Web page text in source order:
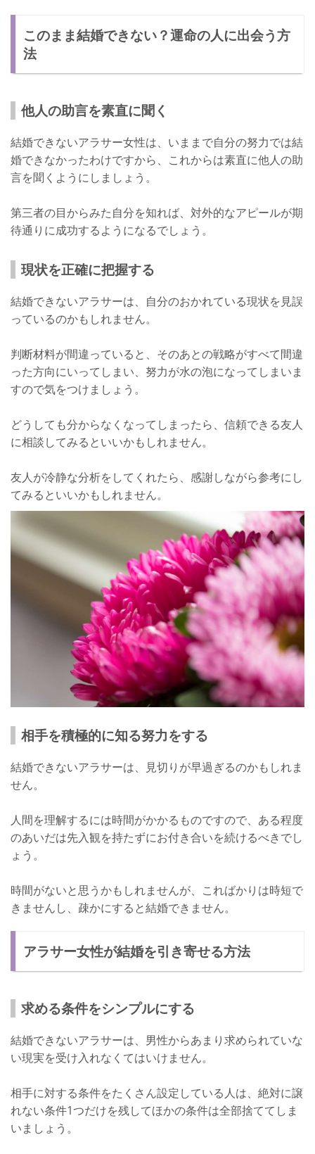
このまま結婚できない？運命の人に出会う方
法
他人の助言を素直に聞く
結婚できないアラサー女性は、いままで自分の努力では結
婚できなかったわけですから、これからは素直に他人の助
言を聞くようにしましょう。
第三者の目からみた自分を知れば、対外的なアピールが期
待通りに成功するようになるでしょう。
現状を正確に把握する
結婚できないアラサーは、自分のおかれている現状を見誤
っているのかもしれません。
判断材料が間違っていると、そのあとの戦略がすべて間違
った方向にいってしまい、努力が水の泡になってしまいま
すので気をつけましょう。
どうしても分からなくなってしまったら、信頼できる友人
に相談してみるといいかもしれません。
友人が冷静な分析をしてくれたら、感謝しながら参考にし
てみるといいかもしれません。
相手を積極的に知る努力をする
結婚できないアラサーは、見切りが早過ぎるのかもしれま
せん。
人間を理解するには時間がかかるものですので、ある程度
のあいだは先入観を持たずにお付き合いを続けるべきでし
ょう。
時間がないと思うかもしれませんが、こればかりは時短で
きませんし、疎かにすると結婚できません。
アラサー女性が結婚を引き寄せる方法
求める条件をシンプルにする
結婚できないアラサーは、男性からあまり求められていな
い現実を受け入れなくてはいけません。
相手に対する条件をたくさん設定している人は、絶対に譲
れない条件1つだけを残してほかの条件は全部捨ててしま
いましょう。